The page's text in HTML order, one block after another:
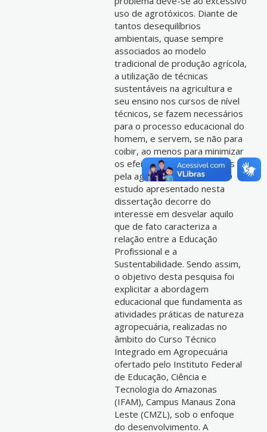
uso de agrotóxicos. Diante de
tantos desequilíbrios
ambientais, quase sempre
associados ao modelo
tradicional de produção agrícola,
a utilização de técnicas
sustentáveis na agricultura e
seu ensino nos cursos de nível
técnicos, se fazem necessários
para o processo educacional do
homem, e servem, se não para
coibir, ao menos para minimizar
os efeitos danosos causados
pela agricultura tradicional. O
estudo apresentado nesta
dissertação decorre do
interesse em desvelar aquilo
que de fato caracteriza a
relação entre a Educação
Profissional e a
Sustentabilidade. Sendo assim,
o objetivo desta pesquisa foi
explicitar a abordagem
educacional que fundamenta as
atividades práticas de natureza
agropecuária, realizadas no
âmbito do Curso Técnico
Integrado em Agropecuária
ofertado pelo Instituto Federal
de Educação, Ciência e
Tecnologia do Amazonas
(IFAM), Campus Manaus Zona
Leste (CMZL), sob o enfoque
do desenvolvimento. A